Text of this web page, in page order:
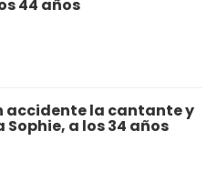
44 años
accidente la cantante y
a los 34 años